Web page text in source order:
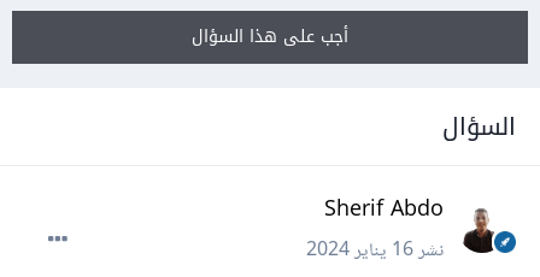
أجب على هذا السؤال
السؤال
Sherif Abdo
نشر16 يناير 2024